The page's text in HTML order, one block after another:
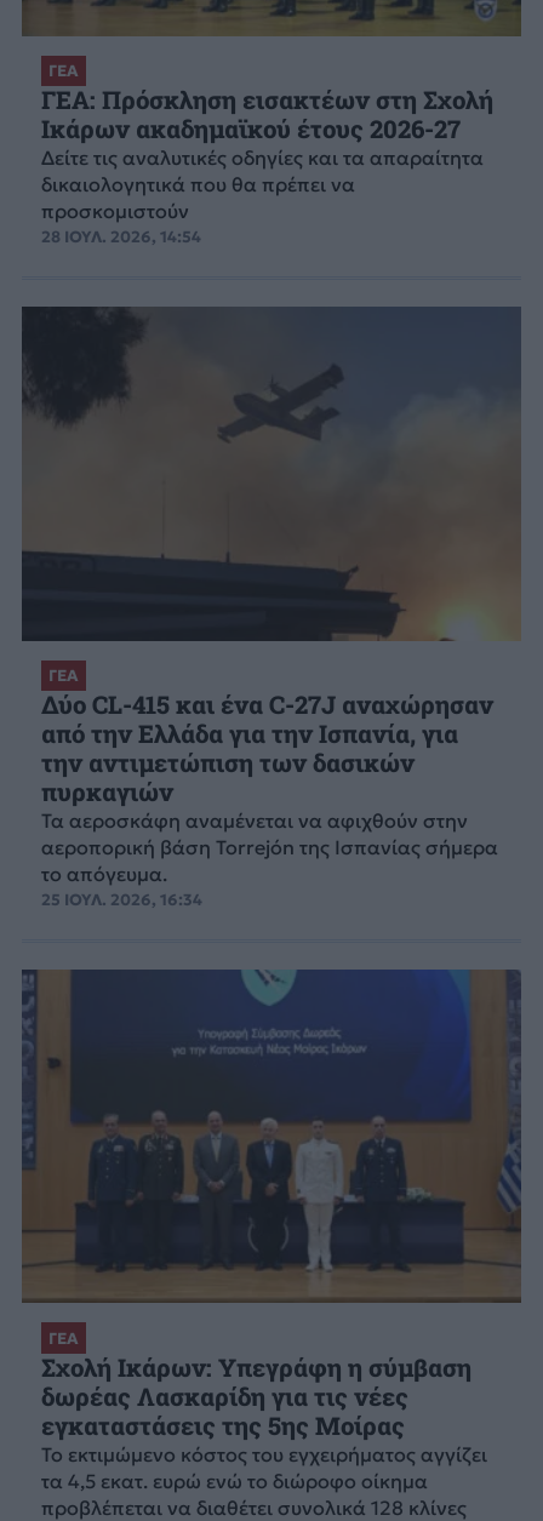
ΓΕΑ
ΓΕΑ: Πρόσκληση εισακτέων στη Σχολή
Ικάρων ακαδημαϊκού έτους 2026-27
Δείτε τις αναλυτικές οδηγίες και τα απαραίτητα
δικαιολογητικά που θα πρέπει να
προσκομιστούν
28 ΙΟΥΛ. 2026, 14:54
ΓΕΑ
Δύο CL-415 και ένα C-27J αναχώρησαν
από την Ελλάδα για την Ισπανία, για
την αντιμετώπιση των δασικών
πυρκαγιών
Τα αεροσκάφη αναμένεται να αφιχθούν στην
αεροπορική βάση Torrejón της Ισπανίας σήμερα
το απόγευμα.
25 ΙΟΥΛ. 2026, 16:34
ΓΕΑ
Σχολή Ικάρων: Υπεγράφη η σύμβαση
δωρέας Λασκαρίδη για τις νέες
εγκαταστάσεις της 5ης Μοίρας
Το εκτιμώμενο κόστος του εγχειρήματος αγγίζει
τα 4,5 εκατ. ευρώ ενώ το διώροφο οίκημα
προβλέπεται να διαθέτει συνολικά 128 κλίνες